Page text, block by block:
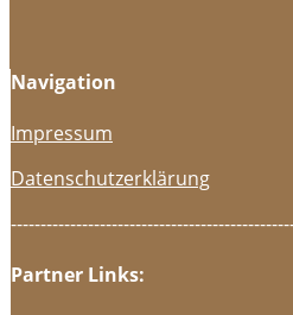
Navigation
Impressum
Datenschutzerklärung
Partner Links: